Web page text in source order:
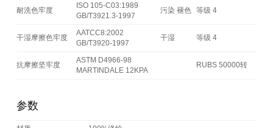
耐洗色牢度
ISO 105-C03:1989
GB/T3921.3-1997
污染 褪色 等级 4
干湿摩擦色牢度
AATCC8:2002
GB/T3920-1997
干湿 等级 4
抗摩擦坚牢度
ASTM D4966-98
MARTINDALE 12KPA
RUBS 50000转
参数